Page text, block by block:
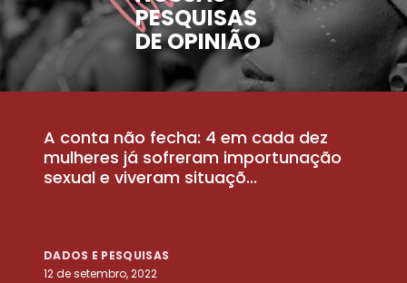
PESQUISAS
DE OPINIÃO
A conta não fecha: 4 em cada dez
mulheres já sofreram importunação
sexual e viveram situaçõ...
DADOS E PESQUISAS
12 de setembro, 2022